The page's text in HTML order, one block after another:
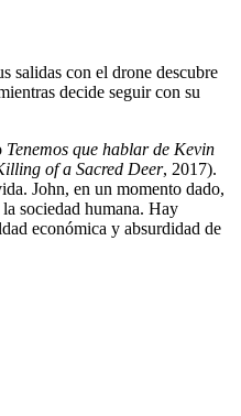
salidas con el drone descubre
decide seguir con su
Tenemos que hablar de Kevin
of a Sacred Deer, 2017).
John, en un momento dado,
sociedad humana. Hay
económica y absurdidad de